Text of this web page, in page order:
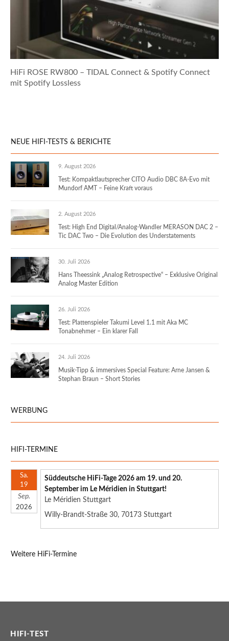
HiFi ROSE RW800 – TIDAL Connect & Spotify Connect
mit Spotify Lossless
NEUE HIFI-TESTS & BERICHTE
9. August 2026
Test: Kompaktlautsprecher CITO Audio DBC 8A-Evo mit
Mundorf AMT – Feine Kraft voraus
2. August 2026
Test: High End Digital/Analog-Wandler MERASON DAC 2 –
Tic DAC Two – Die Evolution des Understatements
30. Juli 2026
Hans Theessink „Analog Retrospective“ – Exklusive Original
Analog Master Edition
26. Juli 2026
Test: Plattenspieler Takumi Level 1.1 mit Aka MC
Tonabnehmer – Ein klarer Fall
24. Juli 2026
Musik-Tipp & immersives Special Feature: Arne Jansen &
Stephan Braun – Short Stories
WERBUNG
HIFI-TERMINE
Sa.
19
Sep.
2026
Süddeutsche HiFi-Tage 2026 am 19. und 20.
September im Le Méridien in Stuttgart!
Le Méridien Stuttgart
Willy-Brandt-Straße 30, 70173 Stuttgart
Weitere HiFi-Termine
HIFI-TEST